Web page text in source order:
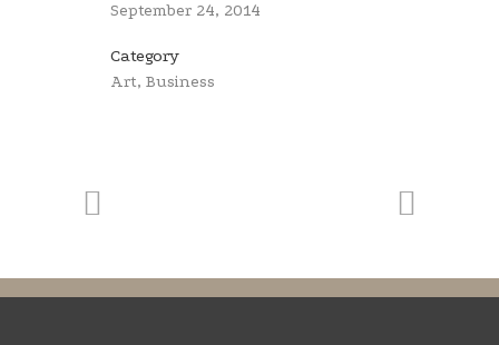
September 24, 2014
Category
Art, Business